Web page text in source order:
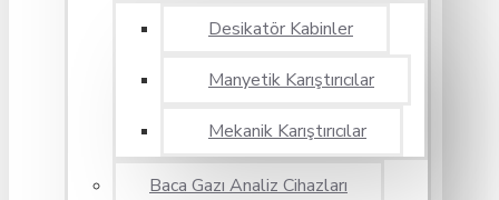
Desikatör Kabinler
Manyetik Karıştırıcılar
Mekanik Karıştırıcılar
Baca Gazı Analiz Cihazları